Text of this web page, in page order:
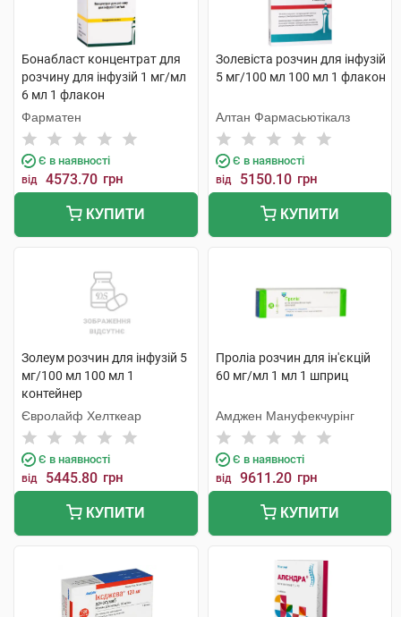
Бонабласт концентрат для
розчину для інфузій 1 мг/мл
6 мл 1 флакон
Фарматен
Є в наявності
від 4573.70 грн
КУПИТИ
Золевіста розчин для інфузій
5 мг/100 мл 100 мл 1 флакон
Алтан Фармасьютікалз
Є в наявності
від 5150.10 грн
КУПИТИ
Золеум розчин для інфузій 5
мг/100 мл 100 мл 1
контейнер
Євролайф Хелткеар
Є в наявності
від 5445.80 грн
КУПИТИ
Проліа розчин для ін'єкцій
60 мг/мл 1 мл 1 шприц
Амджен Мануфекчурінг
Є в наявності
від 9611.20 грн
КУПИТИ